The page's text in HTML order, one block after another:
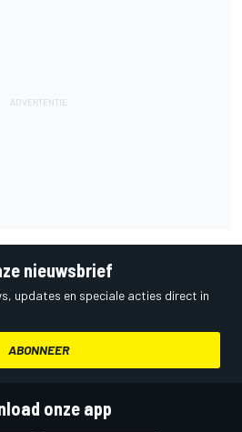
nieuwsbrief
updates en speciale acties direct in
ABONNEER
onze app